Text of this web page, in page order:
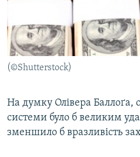
(©Shutterstock)
На думку Олівера
системи було б великим
зменшило б вразливість